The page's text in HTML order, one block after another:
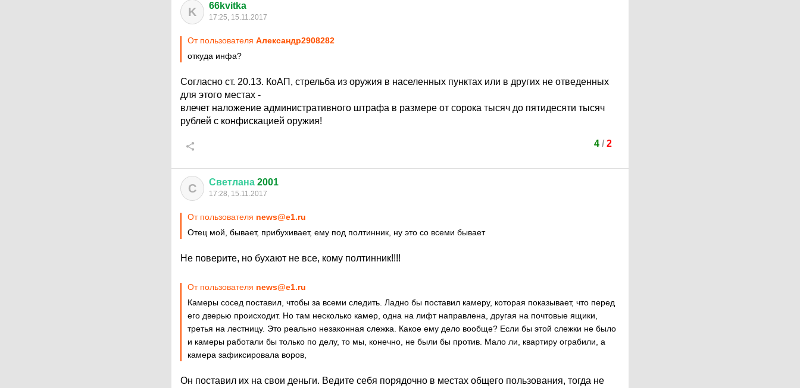
K 66kvitka
17:25, 15.11.2017
От пользователя Александр2908282
откуда инфа?
Согласно ст. 20.13. КоАП, стрельба из оружия в населенных пунктах или в других не отведенных
для этого местах -
влечет наложение административного штрафа в размере от сорока тысяч до пятидесяти тысяч
рублей с конфискацией оружия!
4/ 2
С Светлана 2001
17:28, 15.11.2017
От пользователя news@e1.ru
Отец мой, бывает, прибухивает, ему под полтинник, ну это со всеми бывает
Не поверите, но бухают не все, кому полтинник!!!!
От пользователя news@e1.ru
Камеры сосед поставил, чтобы за всеми следить. Ладно бы поставил камеру, которая показывает, что перед
его дверью происходит. Но там несколько камер, одна на лифт направлена, другая на почтовые ящики,
третья на лестницу. Это реально незаконная слежка. Какое ему дело вообще? Если бы этой слежки не было
и камеры работали бы только по делу, то мы, конечно, не были бы против. Мало ли, квартиру ограбили, а
камера зафиксировала воров,
Он поставил их на свои деньги. Ведите себя порядочно в местах общего пользования, тогда не